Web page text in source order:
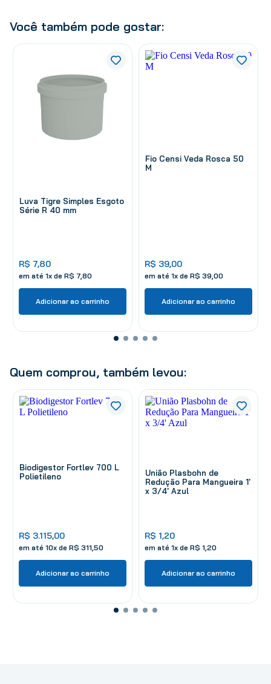
Você também pode gostar:
Luva Tigre Simples Esgoto
Série R 40 mm
R$ 7,80
em até 1x de R$ 7 80
Adicionar ao carrinho
Fio Censi Veda Rosca 50
M
R$ 39,00
em até 1x de R$ 39 00
Adicionar ao carrinho
Quem comprou, também levou:
Biodigestor Fortlev 700 L
Polietileno
R$ 3.115,00
em até 10x de R$ 311 50
Adicionar ao carrinho
União Plasbohn de
Redução Para Mangueira 1'
x 3/4' Azul
R$ 1,20
em até 1x de R$ 1 20
Adicionar ao carrinho